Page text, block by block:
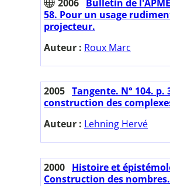
2006 Bulletin de
58. Pour un usage
projecteur.
Auteur : Roux Marc
2005 Tangente. N° 104. p.
construction des
Auteur : Lehning Hervé
2000 Histoire et
Construction des nombres.